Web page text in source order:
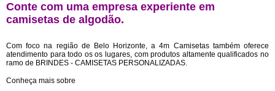
Conte com uma empresa experiente em
camisetas de algodão.
Com foco na região de Belo Horizonte, a 4m Camisetas também oferece
atendimento para todo os os lugares, com produtos altamente qualificados no
ramo de BRINDES - CAMISETAS PERSONALIZADAS.
Conheça mais sobre